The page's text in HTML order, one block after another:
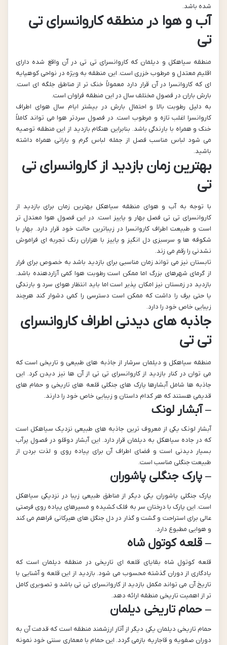
شده باشد.
آب و هوا در منطقه کاروانسرای تی
تی
منطقه سیاهکل و دیلمان که کاروانسرای تی تی در آن واقع شده دارای
اقلیم معتدل و مرطوب خزری است. این منطقه به ویژه در نواحی کوهپایه
ای که کاروانسرا در آن قرار دارد معمولاً خنک تر از مناطق جلگه ای است.
بارش باران در فصول مختلف سال در این منطقه فراوان است.
به دلیل رطوبت بالا و احتمال بارش در بیشتر ایام سال هوای اطراف
کاروانسرا اغلب تازه و مرطوب است. در فصول سردتر هوا می تواند کاملاً
خنک و همراه با بارندگی باشد. بنابراین هنگام بازدید از این منطقه توصیه
می شود لباس مناسب فصل از جمله لباس گرم و بارانی همراه داشته
باشید.
بهترین زمان بازدید از کاروانسرای تی
تی
با توجه به آب و هوای منطقه سیاهکل بهترین زمان برای بازدید از
کاروانسرای تی تی فصل بهار و پاییز است. در این فصول هوا معتدل تر
است و طبیعت اطراف کاروانسرا در زیباترین حالت خود قرار دارد. بهار با
شکوفه ها و سرسبزی دل انگیز و پاییز با هزاران رنگ تجربه ای فراموش
نشدنی را رقم می زند.
تابستان نیز می تواند زمان مناسبی برای بازدید باشد به خصوص برای فرار
از گرمای شهرهای بزرگ اما ممکن است رطوبت هوا کمی آزاردهنده باشد.
بازدید در زمستان نیز امکان پذیر است اما باید انتظار هوای سرد و بارندگی
یا حتی برف را داشت که ممکن است دسترسی را کمی دشوار کند هرچند
زیبایی خاص خود را دارد.
جاذبه های دیدنی اطراف کاروانسرای
تی تی
منطقه سیاهکل و دیلمان سرشار از جاذبه های طبیعی و تاریخی است که
می توان در کنار بازدید از کاروانسرای تی تی از آن ها نیز دیدن کرد. این
جاذبه ها شامل آبشارها پارک های جنگلی قلعه های تاریخی و حمام های
قدیمی هستند که هر کدام داستان و زیبایی خاص خود را دارند.
– آبشار لونک
آبشار لونک یکی از معروف ترین جاذبه های طبیعی نزدیک سیاهکل است
که در جاده سیاهکل به دیلمان قرار دارد. این آبشار دوقلو در فصول پرآب
بسیار دیدنی است و فضای اطراف آن برای پیاده روی و لذت بردن از
طبیعت جنگلی مناسب است.
– پارک جنگلی پاشوران
پارک جنگلی پاشوران یکی دیگر از مناطق طبیعی زیبا در نزدیکی سیاهکل
است. این پارک با درختان سر به فلک کشیده و مسیرهای پیاده روی فرصتی
عالی برای استراحت و گشت و گذار در دل جنگل های هیرکانی فراهم می کند
و هوایی مطبوع دارد.
– قلعه کوتول شاه
قلعه کوتول شاه بقایای قلعه ای تاریخی در منطقه دیلمان است که
یادگاری از دوران گذشته محسوب می شود. بازدید از این قلعه و آشنایی با
تاریخ آن می تواند مکمل بازدید از کاروانسرای تی تی باشد و تصویری کامل
تر از اهمیت تاریخی منطقه ارائه دهد.
– حمام تاریخی دیلمان
حمام تاریخی دیلمان یکی دیگر از آثار ارزشمند منطقه است که قدمت آن به
دوران صفویه و قاجاریه بازمی گردد. این حمام با معماری سنتی خود نمونه